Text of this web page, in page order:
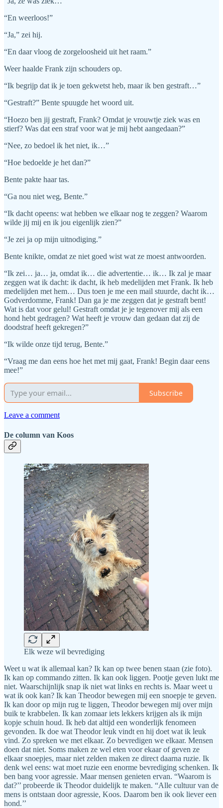
“En weerloos!”
“Ja,” zei hij.
“En daar vloog de zorgeloosheid uit het raam.”
Weer haalde Frank zijn schouders op.
“Ik begrijp dat ik je toen gekwetst heb, maar ik ben gestraft…”
“Gestraft?” Bente spuugde het woord uit.
“Hoezo ben jij gestraft, Frank? Omdat je vrouwtje ziek was en
stierf? Was dat een straf voor wat je mij hebt aangedaan?”
“Nee, zo bedoel ik het niet, ik…”
“Hoe bedoelde je het dan?”
Bente pakte haar tas.
“Ga nou niet weg, Bente.”
“Ik dacht opeens: wat hebben we elkaar nog te zeggen? Waarom
wilde jij mij en ik jou eigenlijk zien?”
“Je zei ja op mijn uitnodiging.”
Bente knikte, omdat ze niet goed wist wat ze moest antwoorden.
“Ik zei… ja… ja, omdat ik… die advertentie… ik… Ik zal je maar
zeggen wat ik dacht: ik dacht, ik heb medelijden met Frank. Ik heb
medelijden met hem… Dus toen je me een mail stuurde, dacht ik…
Godverdomme, Frank! Dan ga je me zeggen dat je gestraft bent!
Wat is dat voor gelul! Gestraft omdat je je tegenover mij als een
hond hebt gedragen? Wat heeft je vrouw dan gedaan dat zij de
doodstraf heeft gekregen?”
“Ik wilde onze tijd terug, Bente.”
“Vraag me dan eens hoe het met mij gaat, Frank! Begin daar eens
mee!”
Subscribe
Leave a comment
De column van Koos
Elk weze wil bevrediging
Weet u wat ik allemaal kan? Ik kan op twee benen staan (zie foto).
Ik kan op commando zitten. Ik kan ook liggen. Pootje geven lukt me
niet. Waarschijnlijk snap ik niet wat links en rechts is. Maar weet u
wat ik ook kan? Ik kan Theodor bewegen mij een snoepje te geven.
Ik kan door op mijn rug te liggen, Theodor bewegen mij over mijn
buik te krabbelen. Ik kan zomaar iets lekkers krijgen als ik mijn
kopje schuin houd. Ik heb dat altijd een wonderlijk fenomeen
gevonden. Ik doe wat Theodor leuk vindt en hij doet wat ik leuk
vind. Zo spreken we met elkaar. Zo bevredigen we elkaar. Mensen
doen dat niet. Soms maken ze wel eten voor ekaar of geven ze
elkaar snoepjes, maar niet zelden maken ze direct daarna ruzie. Ik
denk wel eens: wat moet ruzie een enorme bevrediging schenken. Ik
ben bang voor agressie. Maar mensen genieten ervan. “Waarom is
dat?’’ probeerde ik Theodor duidelijk te maken. “Alle cultuur van de
mens is ontstaan door agressie, Koos. Daarom ben ik ook liever een
hond.’’